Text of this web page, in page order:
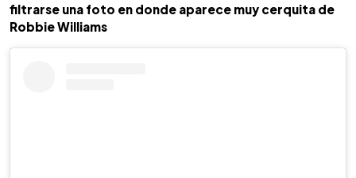
filtrarse una foto en donde aparece muy cerquita de
Robbie Williams